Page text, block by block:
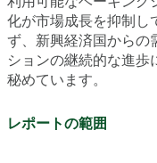
化が市場成長を抑制し
ず、新興経済国からの
ションの継続的な進歩
秘めています。
レポートの範囲